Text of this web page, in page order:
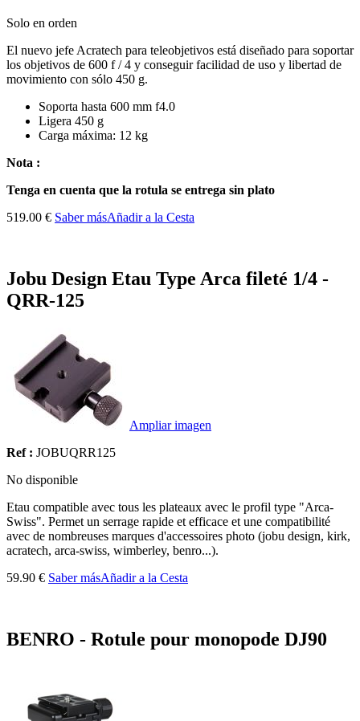
Solo en orden
El nuevo jefe Acratech para teleobjetivos está diseñado para soportar
los objetivos de 600 f / 4 y conseguir facilidad de uso y libertad de
movimiento con sólo 450 g.
Soporta hasta 600 mm f4.0
Ligera 450 g
Carga máxima: 12 kg
Nota :
Tenga en cuenta que la rotula se entrega sin plato
519.00 € Saber másAñadir a la Cesta
Jobu Design Etau Type Arca fileté 1/4 -
QRR-125
Ampliar imagen
Ref : JOBUQRR125
No disponible
Etau compatible avec tous les plateaux avec le profil type "Arca-
Swiss". Permet un serrage rapide et efficace et une compatibilité
avec de nombreuses marques d'accessoires photo (jobu design, kirk,
acratech, arca-swiss, wimberley, benro...).
59.90 € Saber másAñadir a la Cesta
BENRO - Rotule pour monopode DJ90